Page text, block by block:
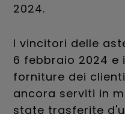
2024.
I vincitori delle
6 febbraio 2024 e
forniture dei
ancora serviti in
state trasferite